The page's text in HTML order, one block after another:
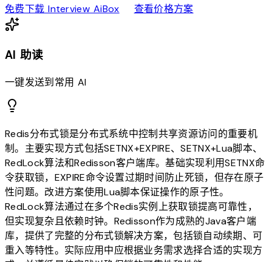
免费下载 Interview AiBoxdownload查看价格方案sell
AI 助读
一键发送到常用 AI
Redis分布式锁是分布式系统中控制共享资源访问的重要机
制。主要实现方式包括SETNX+EXPIRE、SETNX+Lua脚本、
RedLock算法和Redisson客户端库。基础实现利用SETNX命
令获取锁，EXPIRE命令设置过期时间防止死锁，但存在原子
性问题。改进方案使用Lua脚本保证操作的原子性。
RedLock算法通过在多个Redis实例上获取锁提高可靠性，
但实现复杂且依赖时钟。Redisson作为成熟的Java客户端
库，提供了完整的分布式锁解决方案，包括锁自动续期、可
重入等特性。实际应用中应根据业务需求选择合适的实现方